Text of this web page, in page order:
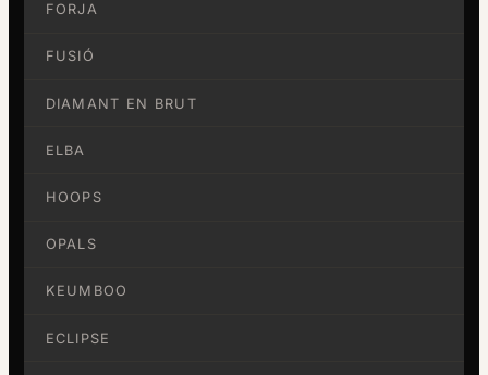
FORJA
FUSIÓ
DIAMANT EN BRUT
ELBA
HOOPS
OPALS
KEUMBOO
ECLIPSE